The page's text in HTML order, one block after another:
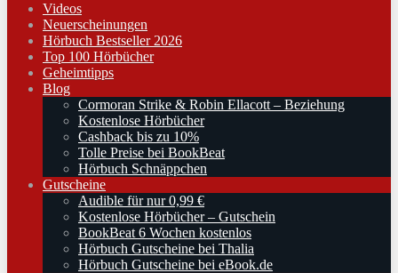
Videos
Neuerscheinungen
Hörbuch Bestseller 2026
Top 100 Hörbücher
Geheimtipps
Blog
Cormoran Strike & Robin Ellacott – Beziehung
Kostenlose Hörbücher
Cashback bis zu 10%
Tolle Preise bei BookBeat
Hörbuch Schnäppchen
Gutscheine
Audible für nur 0,99 €
Kostenlose Hörbücher – Gutschein
BookBeat 6 Wochen kostenlos
Hörbuch Gutscheine bei Thalia
Hörbuch Gutscheine bei eBook.de